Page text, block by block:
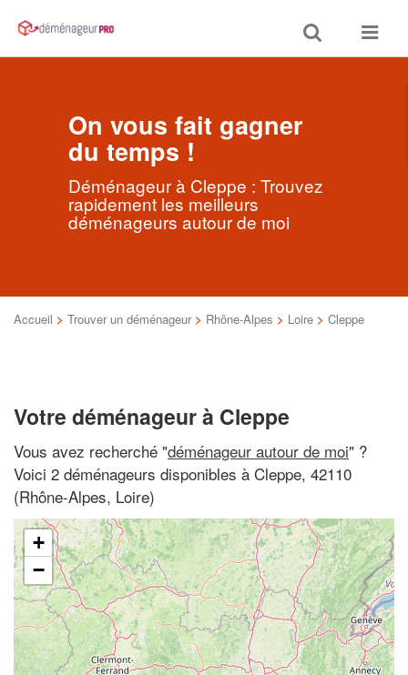
Toggle
search
Toggle
On vous fait gagner
du temps !
Déménageur à Cleppe : Trouvez
rapidement les meilleurs
déménageurs autour de moi
Accueil > Trouver un déménageur > Rhône-Alpes > Loire > Cleppe
Votre déménageur à Cleppe
Vous avez recherché "déménageur autour de moi" ?
Voici 2 déménageurs disponibles à Cleppe, 42110
(Rhône-Alpes, Loire)
+
−